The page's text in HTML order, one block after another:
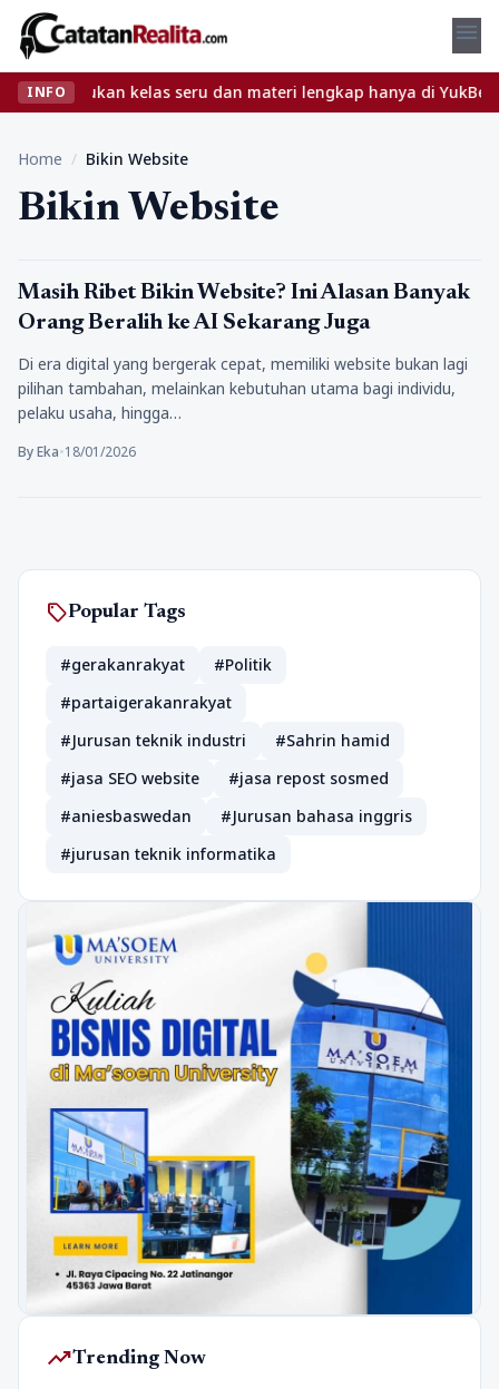
menu
INFO
Temukan kelas seru dan materi lengkap hanya di
Home / Bikin Website
Bikin Website
Tekno
Masih Ribet Bikin Website? Ini Alasan Banyak
Orang Beralih ke AI Sekarang Juga
Di era digital yang bergerak cepat, memiliki website bukan lagi
pilihan tambahan, melainkan kebutuhan utama bagi individu,
pelaku usaha, hingga…
By Eka•18/01/2026
sellPopular Tags
#gerakanrakyat
#Politik
#partaigerakanrakyat
#Jurusan teknik industri
#Sahrin hamid
#jasa SEO website
#jasa repost sosmed
#aniesbaswedan
#Jurusan bahasa inggris
#jurusan teknik informatika
trending_upTrending Now